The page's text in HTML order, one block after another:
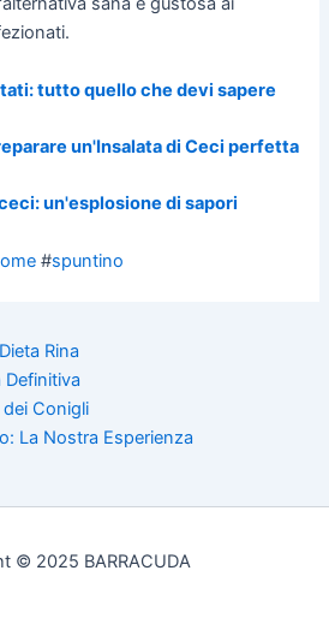
tutto quello che devi sapere
un'Insalata di Ceci perfetta
un'esplosione di sapori
#spuntino
Rina
Definitiva
dei Conigli
La Nostra Esperienza
© 2025 BARRACUDA